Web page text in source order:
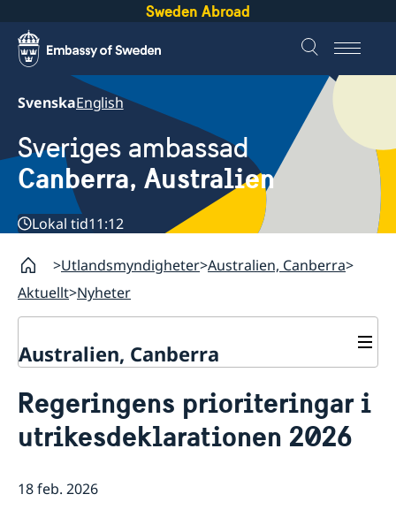
Sweden Abroad
SvenskaEnglish
Sveriges ambassad
Canberra, Australien
Lokal tid11:12
Utlandsmyndigheter Australien, Canberra
Aktuellt Nyheter
Australien, Canberra
Nyheter
Kalendarium på engelska
Kontakt
Helgdagar
Om oss
Jobbmöjligheter
Zeeland
Regeringens prioriteringar i
utrikesdeklarationen 2026
18 feb. 2026